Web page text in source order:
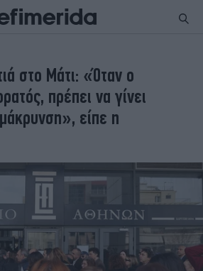
ΕΛΛΑΔΑ
ΚΟΣΜΟΣ
ΠΑΝΕΛΛΗΝΙΕΣ
ENGLISH EDITION
STORIES
ΥΓΕΙΑ
ΟΛΥΜΠΙΑΚΟΙ ΑΓΩΝΕΣ
GREEN
στο Μάτι: «Όταν ο
πρέπει να γίνει
είπε η